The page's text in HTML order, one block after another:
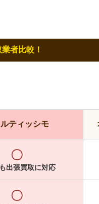
者比較！
ティッシモ
〇
出張買取に対応
〇